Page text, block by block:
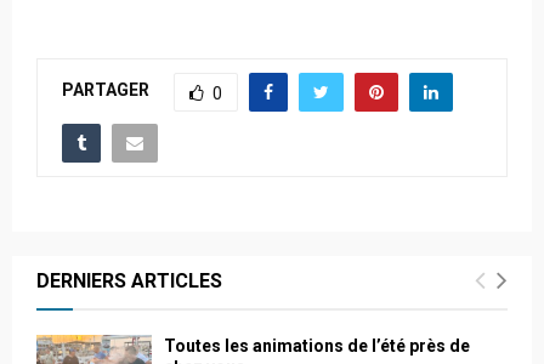
PARTAGER 0
DERNIERS ARTICLES
Toutes les animations de l’été près de